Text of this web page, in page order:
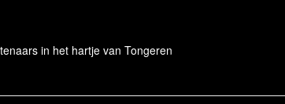
in het hartje van Tongeren